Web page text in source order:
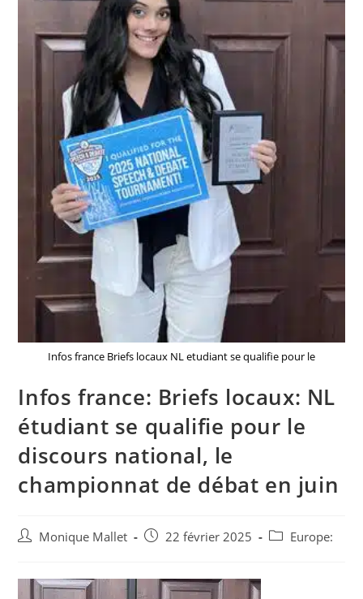
Infos france Briefs locaux NL etudiant se qualifie pour le
Infos france: Briefs locaux: NL
étudiant se qualifie pour le
discours national, le
championnat de débat en juin
Auteur/autrice
publication :
Monique Mallet
Post22 février 2025
PostEurope: